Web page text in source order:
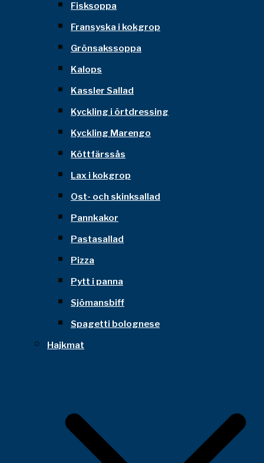
Fisksoppa
Fransyska i kokgrop
Grönsakssoppa
Kalops
Kassler Sallad
Kyckling i örtdressing
Kyckling Marengo
Köttfärssås
Lax i kokgrop
Ost- och skinksallad
Pannkakor
Pastasallad
Pizza
Pytt i panna
Sjömansbiff
Spagetti bolognese
Hajkmat